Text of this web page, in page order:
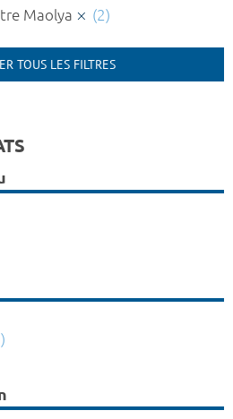
Maolya
(2)
TOUS LES FILTRES